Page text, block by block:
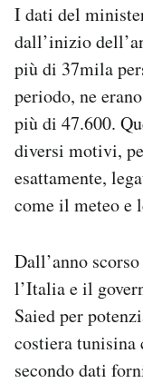
I dati del
dall’inizio
più di 37mila
periodo, ne
più di 47.600.
diversi motivi,
esattamente,
come il meteo e
Dall’anno
l’Italia e il
Saied per
costiera
secondo dati